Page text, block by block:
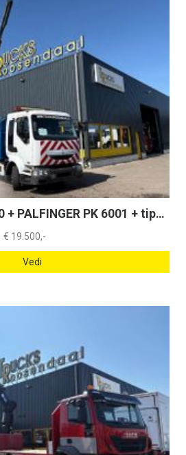
Renault Midlum 220 + PALFINGER PK 6001 + tipper + remote + manual
€ 19.500,-
Vedi